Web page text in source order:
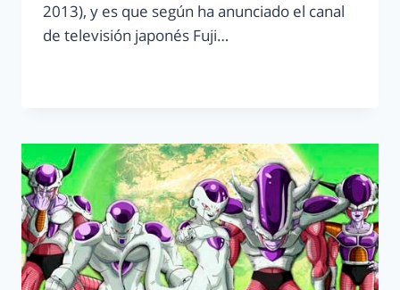
2013), y es que según ha anunciado el canal
de televisión japonés Fuji…